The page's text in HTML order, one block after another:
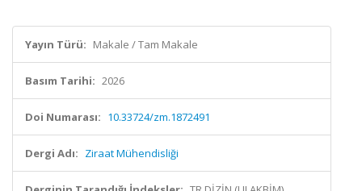
Yayın Türü: Makale / Tam Makale
Basım Tarihi: 2026
Doi Numarası: 10.33724/zm.1872491
Dergi Adı: Ziraat Mühendisliği